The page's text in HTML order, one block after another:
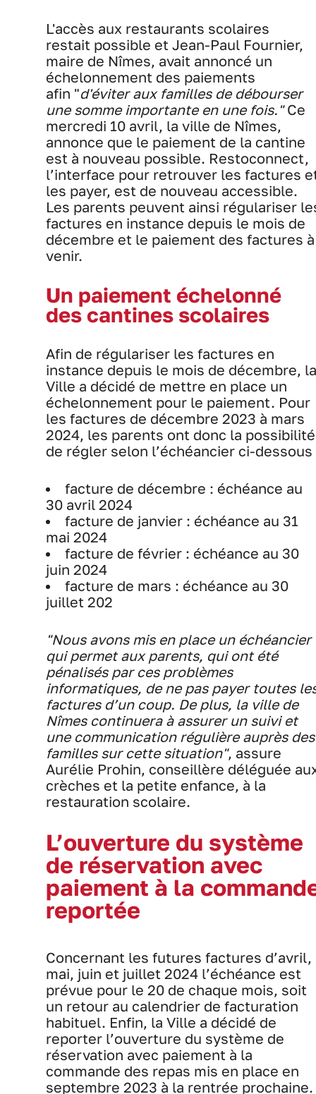
L'accès aux restaurants scolaires
restait possible et Jean-Paul Fournier,
maire de Nîmes, avait annoncé un
échelonnement des paiements
afin "d'éviter aux familles de débourser
une somme importante en une fois."Ce
mercredi 10 avril, la ville de Nîmes,
annonce que le paiement de la cantine
est à nouveau possible. Restoconnect,
l’interface pour retrouver les factures
les payer, est de nouveau accessible.
Les parents peuvent ainsi régulariser
factures en instance depuis le mois de
décembre et le paiement des factures à
venir.
Un paiement échelonné
des cantines scolaires
Afin de régulariser les factures en
instance depuis le mois de décembre, la
Ville a décidé de mettre en place un
échelonnement pour le paiement. Pour
les factures de décembre 2023 à mars
2024, les parents ont donc la possibilité
de régler selon l’échéancier ci-dessous
facture de décembre : échéance au
30 avril 2024
facture de janvier : échéance au 31
mai 2024
facture de février : échéance au 30
juin 2024
facture de mars : échéance au 30
juillet 202
"Nous avons mis en place un échéancier
qui permet aux parents, qui ont été
pénalisés par ces problèmes
informatiques, de ne pas payer toutes
factures d’un coup. De plus, la ville de
Nîmes continuera à assurer un suivi et
une communication régulière auprès des
familles sur cette situation", assure
Aurélie Prohin, conseillère déléguée
crèches et la petite enfance, à la
restauration scolaire.
L’ouverture du système
de réservation avec
paiement à la
reportée
Concernant les futures factures d’avril,
mai, juin et juillet 2024 l’échéance est
prévue pour le 20 de chaque mois, soit
un retour au calendrier de facturation
habituel. Enfin, la Ville a décidé de
reporter l’ouverture du système de
réservation avec paiement à la
commande des repas mis en place en
septembre 2023 à la rentrée prochaine.